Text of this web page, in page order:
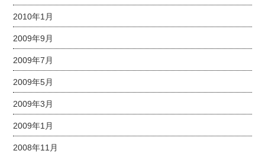
2010年1月
2009年9月
2009年7月
2009年5月
2009年3月
2009年1月
2008年11月